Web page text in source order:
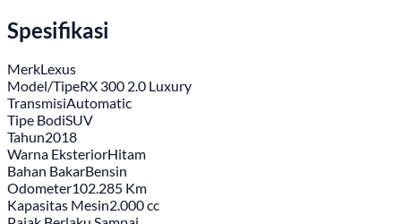
Spesifikasi
MerkLexus
Model/TipeRX 300 2.0 Luxury
TransmisiAutomatic
Tipe BodiSUV
Tahun2018
Warna EksteriorHitam
Bahan BakarBensin
Odometer102.285 Km
Kapasitas Mesin2.000 cc